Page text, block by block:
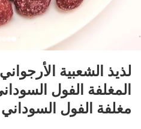
لذيذ الشعبية
المغلفة الفول
مغلفة الفول السوداني OEM كوشير